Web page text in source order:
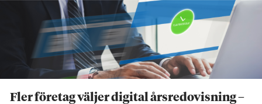
Fler företag väljer digital årsredovisning –